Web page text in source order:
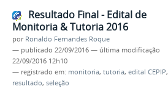
Resultado Final - Edital de
Monitoria & Tutoria 2016
por Ronaldo Fernandes Roque
— publicado 22/09/2016 — última modificação
22/09/2016 12h10
— registrado em: monitoria, tutoria, edital CEPIP,
resultado, seleção